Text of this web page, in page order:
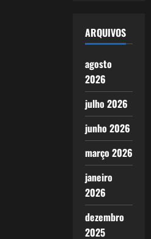
ARQUIVOS
agosto
2026
julho 2026
junho 2026
março 2026
janeiro
2026
dezembro
2025